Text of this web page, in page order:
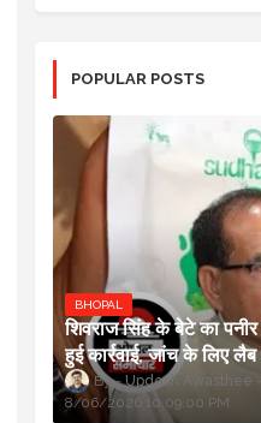
POPULAR POSTS
BHOPAL
शिवराज सिंह के बेटे का
हुई कार्रवाई, जांच के लिए
Updesh Awasthee
8/06/2026 10:09:00 PM